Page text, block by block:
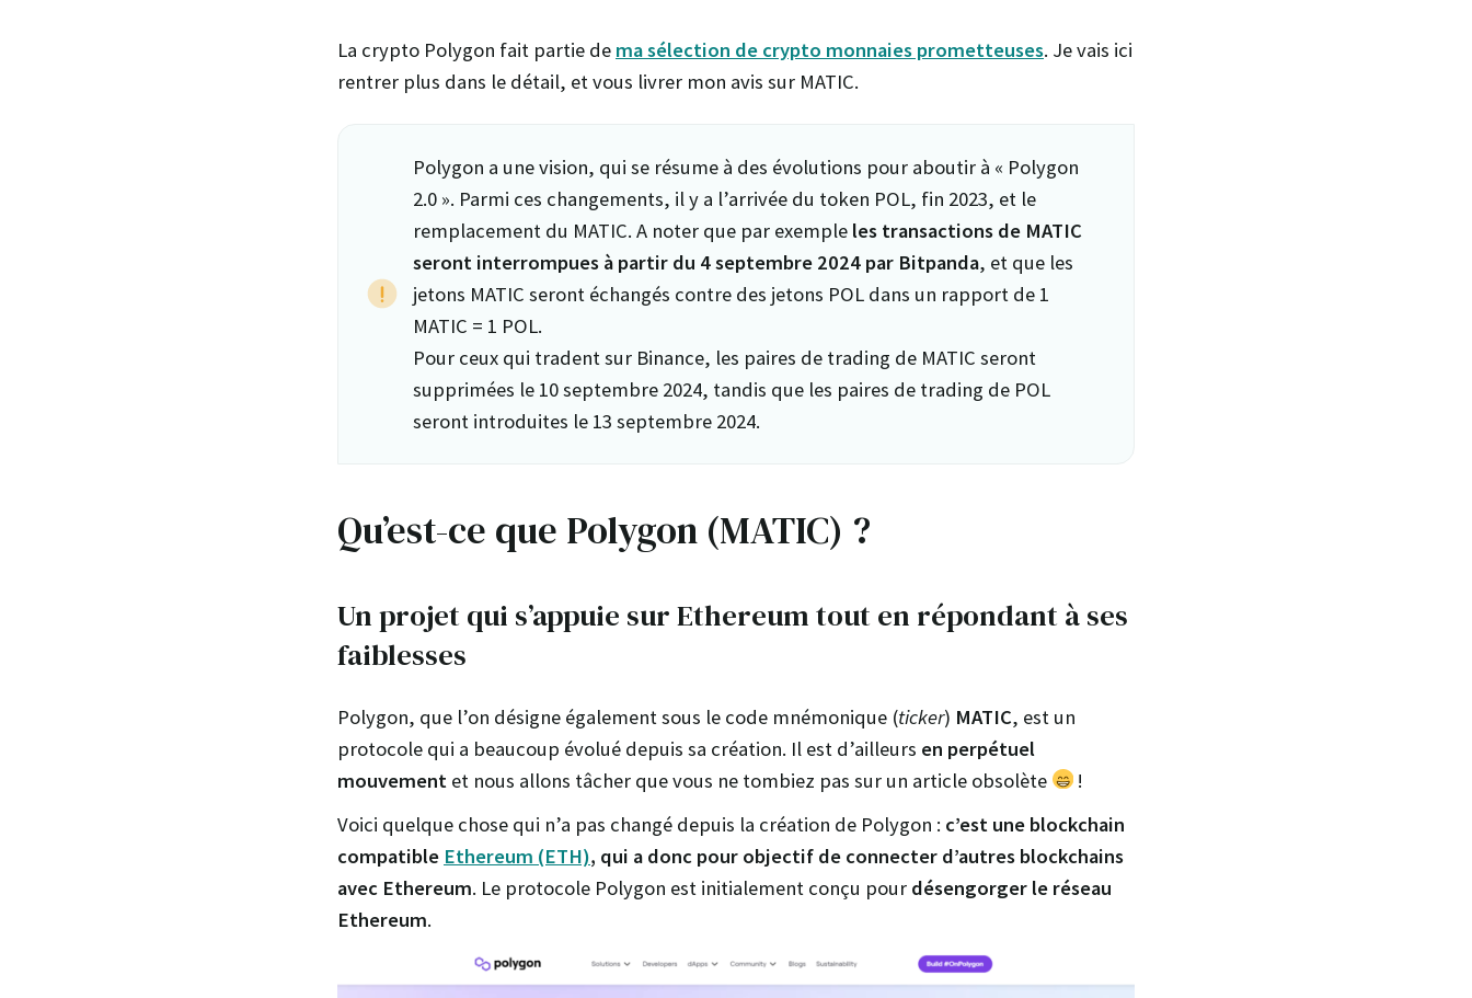
La crypto Polygon fait partie de ma sélection de crypto monnaies prometteuses. Je vais ici
rentrer plus dans le détail, et vous livrer mon avis sur MATIC.
Polygon a une vision, qui se résume à des évolutions pour aboutir à « Polygon
2.0 ». Parmi ces changements, il y a l’arrivée du token POL, fin 2023, et le
remplacement du MATIC. A noter que par exemple les transactions de MATIC
seront interrompues à partir du 4 septembre 2024 par Bitpanda, et que les
jetons MATIC seront échangés contre des jetons POL dans un rapport de 1
MATIC = 1 POL.
Pour ceux qui tradent sur Binance, les paires de trading de MATIC seront
supprimées le 10 septembre 2024, tandis que les paires de trading de POL
seront introduites le 13 septembre 2024.
Qu’est-ce que Polygon (MATIC) ?
Un projet qui s’appuie sur Ethereum tout en répondant à ses
faiblesses
Polygon, que l’on désigne également sous le code mnémonique (ticker) MATIC, est un
protocole qui a beaucoup évolué depuis sa création. Il est d’ailleurs en perpétuel
mouvement et nous allons tâcher que vous ne tombiez pas sur un article obsolète
!
Voici quelque chose qui n’a pas changé depuis la création de Polygon : c’est une blockchain
compatible Ethereum (ETH), qui a donc pour objectif de connecter d’autres blockchains
avec Ethereum. Le protocole Polygon est initialement conçu pour désengorger le réseau
Ethereum.